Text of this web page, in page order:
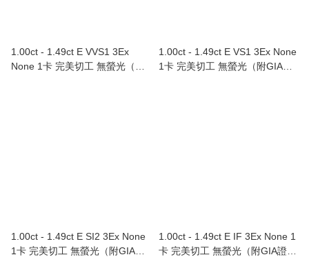
1.00ct - 1.49ct E VVS1 3Ex
None 1卡 完美切工 無螢光（附
1.00ct - 1.49ct E VS1 3Ex None
1卡 完美切工 無螢光（附GIA證
1.00ct - 1.49ct E SI2 3Ex None
1卡 完美切工 無螢光（附GIA證
1.00ct - 1.49ct E IF 3Ex None 1
卡 完美切工 無螢光（附GIA證